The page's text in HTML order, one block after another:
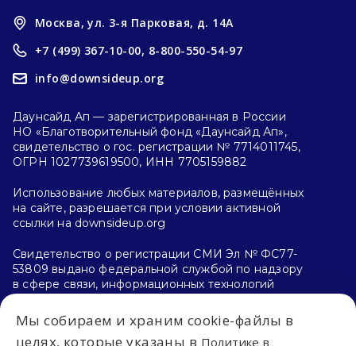
Москва, ул. 3-я Парковая, д. 14А
+7 (499) 367-10-00, 8-800-550-54-97
info@downsideup.org
Даунсайд Ап — зарегистрированная в России
НО «Благотворительный фонд «Даунсайд Ап»,
свидетельство о гос. регистрации № 7714011745,
ОГРН 1027739619500, ИНН 7705159882
Использование любых материалов, размещённых
на сайте, разрешается при условии активной
ссылки на downsideup.org
Свидетельство о регистрации СМИ Эл № ФС77-
53809 выдано федеральной службой по надзору
в сфере связи, информационных технологий
и массовых коммуникаций (Роскомнадзор)
26.04.2013 г.
Мы собираем и храним cookie-файлы в
целях, которые указаны в Политике в